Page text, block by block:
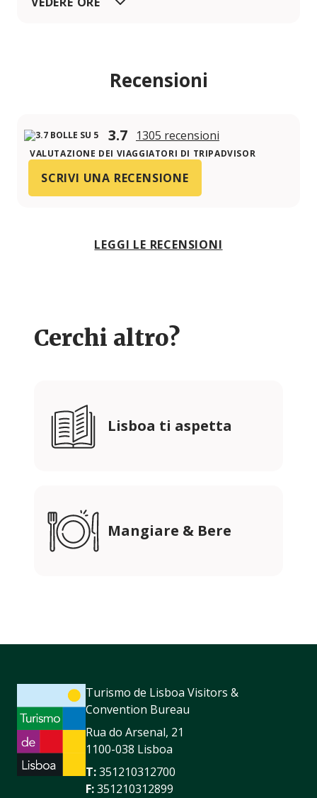
Recensioni
3.7 1305 recensioni
VALUTAZIONE DEI VIAGGIATORI DI TRIPADVISOR
SCRIVI UNA RECENSIONE
LEGGI LE RECENSIONI
Cerchi altro?
Lisboa ti aspetta
Mangiare & Bere
Turismo de Lisboa Visitors &
Convention Bureau
Rua do Arsenal, 21
1100-038 Lisboa
T:351210312700
F:351210312899